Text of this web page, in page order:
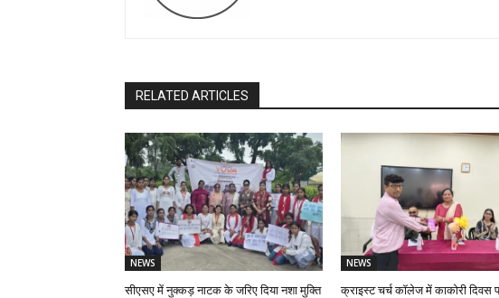
RELATED ARTICLES
NEWS
सीएसए में नुक्कड़ नाटक के जरिए दिया नशा मुक्ति
NEWS
क्राइस्ट चर्च कॉलेज में काकोरी दिवस